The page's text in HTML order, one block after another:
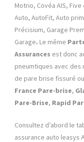
Motrio, Covéa AIS,
Auto, AutoFit, Auto
Précisium, Garage
Garage. Le même
Assurances est donc
pneumtiques avec
de pare brise fissuré
France Pare-brise,
Pare-Brise, Rapid
Consultez d’abord le
assurance auto leasys